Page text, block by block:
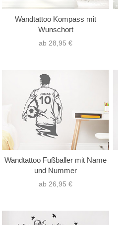
Wandtattoo Kompass mit
Wunschort
ab 28,95 €
Wandtattoo Fußballer mit Name
und Nummer
ab 26,95 €